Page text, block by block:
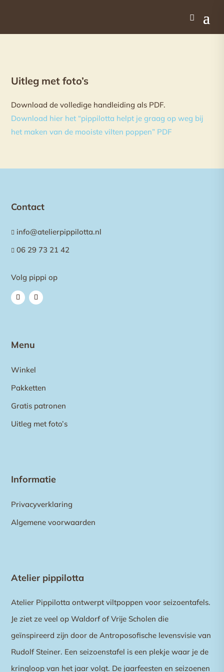
Uitleg met foto’s
Download de volledige handleiding als PDF.
Download hier het “pippilotta helpt je graag op weg bij
het maken van de mooiste vilten poppen” PDF
Contact
 info@atelierpippilotta.nl
 06 29 73 21 42
Volg pippi op
Menu
Winkel
Pakketten
Gratis patronen
Uitleg met foto’s
Informatie
Privacyverklaring
Algemene voorwaarden
Atelier pippilotta
Atelier Pippilotta ontwerpt viltpoppen voor seizoentafels.
Je ziet ze veel op Waldorf of Vrije Scholen die
geïnspireerd zijn door de Antroposofische levensvisie van
Rudolf Steiner. Een seizoenstafel is een plekje waar je de
kringloop van het jaar volgt. De jaarfeesten en seizoenen